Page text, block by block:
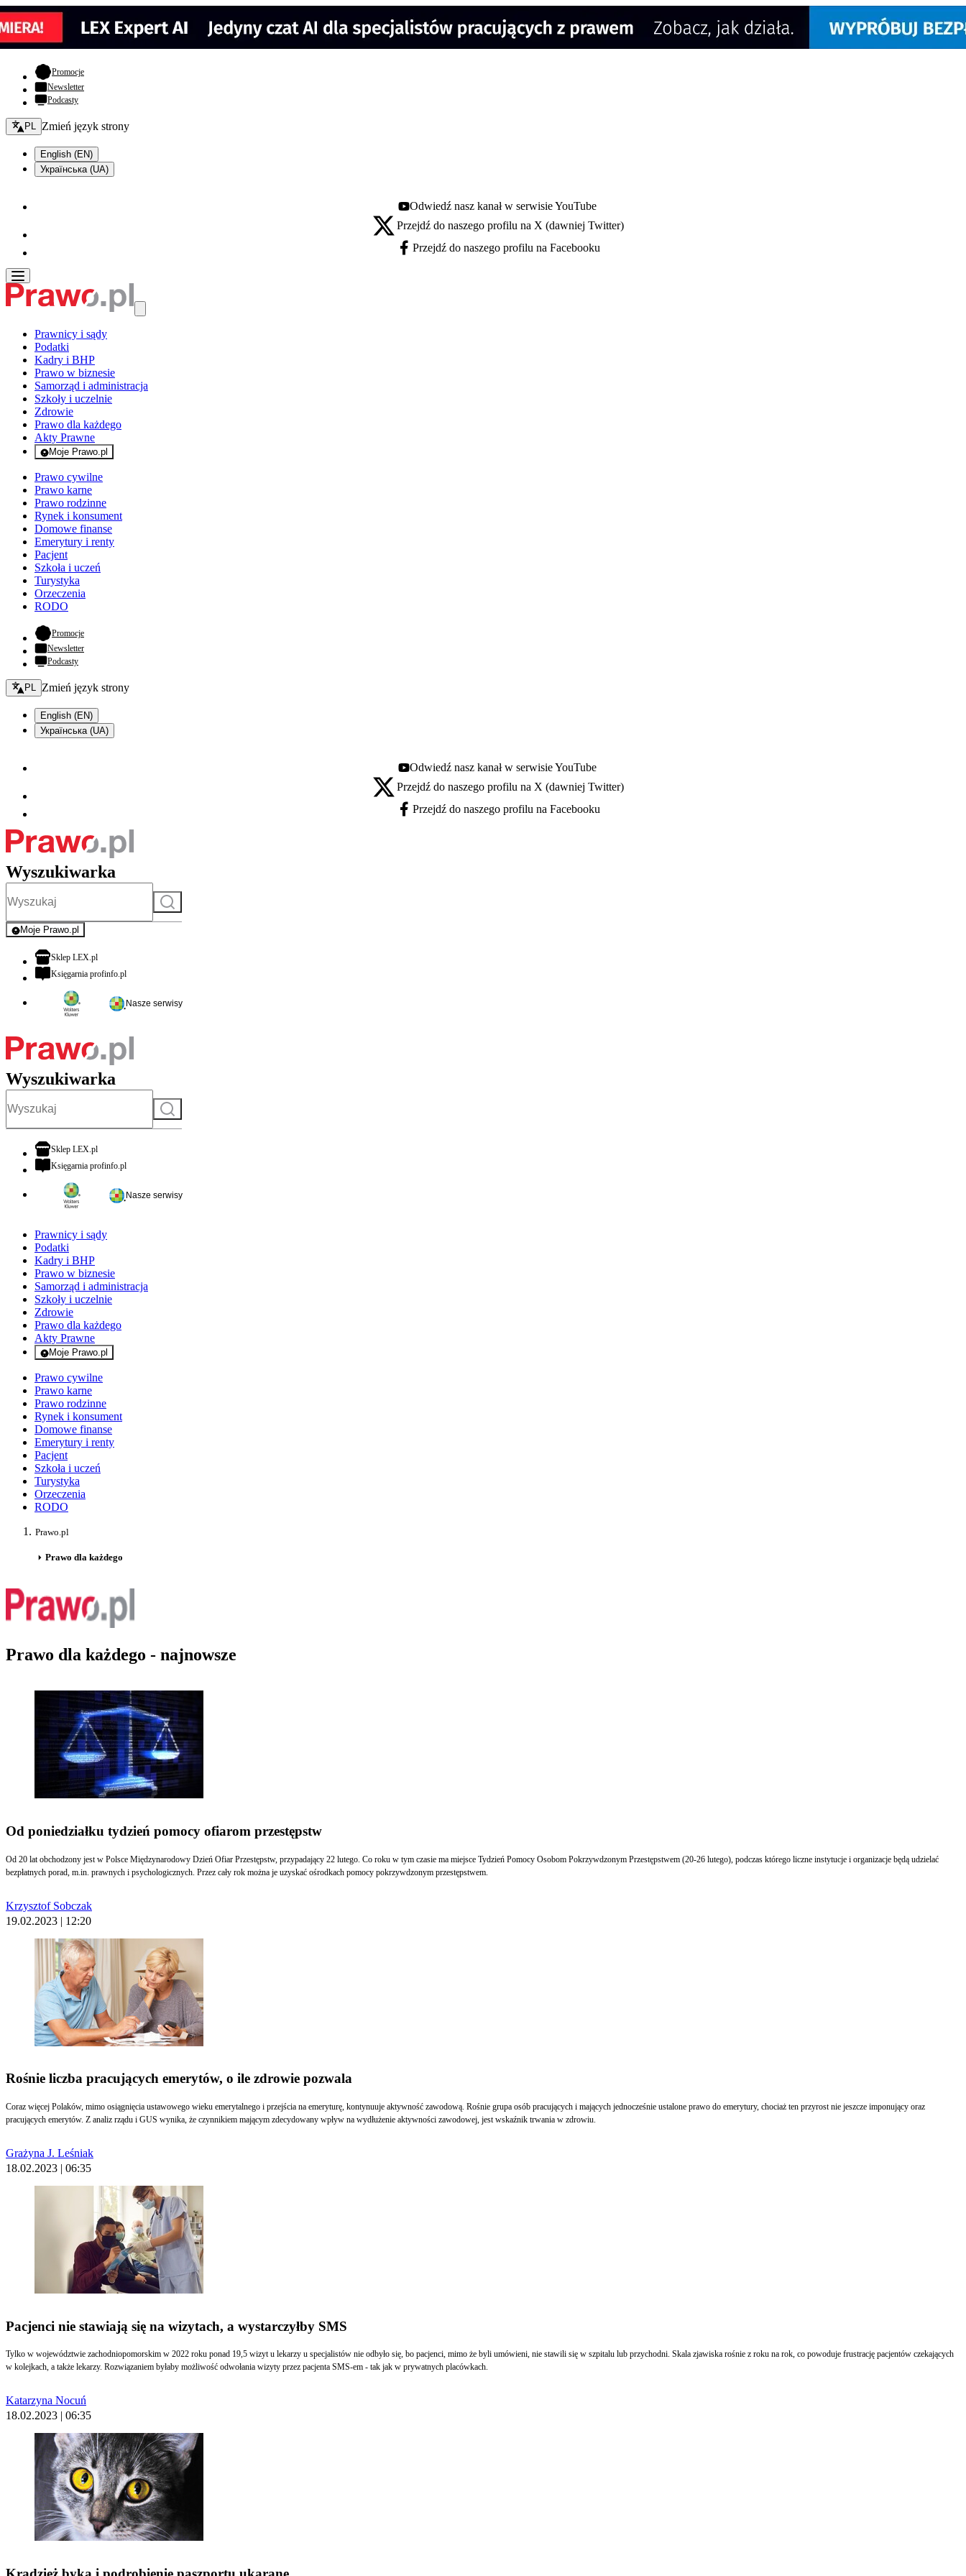
Promocje- otwiera się w nowej karcie
Newsletter
Podcasty
Zmień język - bieżący:
PL Zmień język strony
English (EN)
Українська (UA)
Youtube - otwiera się w nowej karcie
Odwiedź nasz kanał w serwisie YouTube
X - otwiera się w nowej karcie
Przejdź do naszego profilu na X (dawniej Twitter)
Facebook - otwiera się w nowej karcie
Przejdź do naszego profilu na Facebooku
Prawnicy i sądy
Podatki
Kadry i BHP
Prawo w biznesie
Samorząd i administracja
Szkoły i uczelnie
Zdrowie
Prawo dla każdego
Akty Prawne
Moje Prawo.pl
- rejestracja i logowanie do serwisu
Prawo cywilne
Prawo karne
Prawo rodzinne
Rynek i konsument
Domowe finanse
Emerytury i renty
Pacjent
Szkoła i uczeń
Turystyka
Orzeczenia
RODO
Promocje- otwiera się w nowej karcie
Newsletter
Podcasty
Zmień język - bieżący:
PL Zmień język strony
English (EN)
Українська (UA)
Youtube - otwiera się w nowej karcie
Odwiedź nasz kanał w serwisie YouTube
X - otwiera się w nowej karcie
Przejdź do naszego profilu na X (dawniej Twitter)
Facebook - otwiera się w nowej karcie
Przejdź do naszego profilu na Facebooku
Wyszukiwarka
Szukaj
Moje Prawo.pl
- rejestracja i logowanie do serwisu
Sklep LEX.plotwiera się w nowej karcie
Księgarnia profinfo.plotwiera się w nowej karcie
Nasze serwisy
Wyszukiwarka
Szukaj
Sklep LEX.plotwiera się w nowej karcie
Księgarnia profinfo.plotwiera się w nowej karcie
Nasze serwisy
Prawnicy i sądy
Podatki
Kadry i BHP
Prawo w biznesie
Samorząd i administracja
Szkoły i uczelnie
Zdrowie
Prawo dla każdego
Akty Prawne
Moje Prawo.pl
- rejestracja i logowanie do serwisu
Prawo cywilne
Prawo karne
Prawo rodzinne
Rynek i konsument
Domowe finanse
Emerytury i renty
Pacjent
Szkoła i uczeń
Turystyka
Orzeczenia
RODO
Prawo.pl
Prawo dla każdego
Prawo dla każdego - najnowsze
Od poniedziałku tydzień pomocy ofiarom przestępstw
Od 20 lat obchodzony jest w Polsce Międzynarodowy Dzień Ofiar Przestępstw, przypadający 22 lutego. Co roku w tym czasie ma miejsce Tydzień Pomocy Osobom Pokrzywdzonym Przestępstwem (20-26 lutego), podczas którego liczne instytucje i organizacje będą udzielać
bezpłatnych porad, m.in. prawnych i psychologicznych. Przez cały rok można je uzyskać ośrodkach pomocy pokrzywdzonym przestępstwem.
Krzysztof Sobczak
19.02.2023 | 12:20
Rośnie liczba pracujących emerytów, o ile zdrowie pozwala
Coraz więcej Polaków, mimo osiągnięcia ustawowego wieku emerytalnego i przejścia na emeryturę, kontynuuje aktywność zawodową. Rośnie grupa osób pracujących i mających jednocześnie ustalone prawo do emerytury, chociaż ten przyrost nie jeszcze imponujący oraz
pracujących emerytów. Z analiz rządu i GUS wynika, że czynnikiem mającym zdecydowany wpływ na wydłużenie aktywności zawodowej, jest wskaźnik trwania w zdrowiu.
Grażyna J. Leśniak
18.02.2023 | 06:35
Pacjenci nie stawiają się na wizytach, a wystarczyłby SMS
Tylko w województwie zachodniopomorskim w 2022 roku ponad 19,5 wizyt u lekarzy u specjalistów nie odbyło się, bo pacjenci, mimo że byli umówieni, nie stawili się w szpitalu lub przychodni. Skala zjawiska rośnie z roku na rok, co powoduje frustrację pacjentów czekających
w kolejkach, a także lekarzy. Rozwiązaniem byłaby możliwość odwołania wizyty przez pacjenta SMS-em - tak jak w prywatnych placówkach.
Katarzyna Nocuń
18.02.2023 | 06:35